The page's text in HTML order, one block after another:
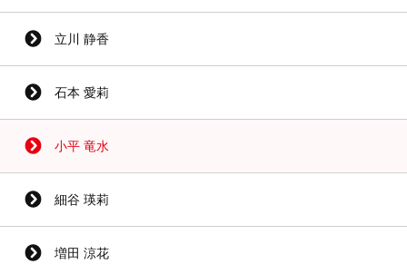
立川 静香
石本 愛莉
小平 竜水
細谷 瑛莉
増田 涼花